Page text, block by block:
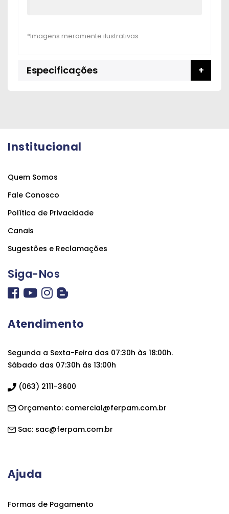
Especificações
Institucional
Quem Somos
Fale Conosco
Política de Privacidade
Canais
Sugestões e Reclamações
Siga-Nos
Atendimento
Segunda a Sexta-Feira das 07:30h às 18:00h.
Sábado das 07:30h às 13:00h
(063) 2111-3600
Orçamento: comercial@ferpam.com.br
Sac: sac@ferpam.com.br
Ajuda
Formas de Pagamento